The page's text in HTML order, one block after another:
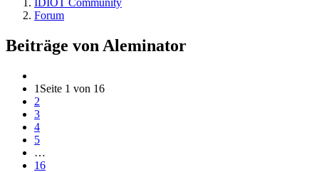
IDIOT Community
Forum
Beiträge von Aleminator
1 Seite 1 von 16
2
3
4
5
…
16